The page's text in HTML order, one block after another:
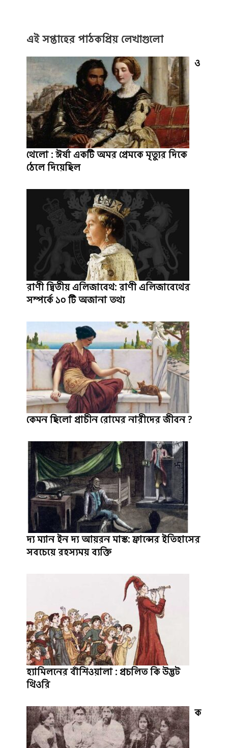
এই সপ্তাহের পাঠকপ্রিয় লেখাগুলো
ও
থেলো : ঈর্ষা একটি অমর প্রেমকে মৃত্যুর দিকে
ঠেলে দিয়েছিল
রাণী দ্বিতীয় এলিজাবেথ: রাণী এলিজাবেথের
সম্পর্কে ১০ টি অজানা তথ্য
কেমন ছিলো প্রাচীন রোমের নারীদের জীবন ?
দ্য ম্যান ইন দ্য আয়রন মাস্ক: ফ্রান্সের ইতিহাসের
সবচেয়ে রহস্যময় ব্যক্তি
হ্যামিলনের বাঁশিওয়ালা : প্রচলিত কি উদ্ভট
থিওরি
ক